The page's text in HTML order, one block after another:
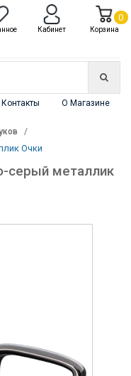
Контакты О Магазине
Очки
серый металлик
Кабинет Корзина
0